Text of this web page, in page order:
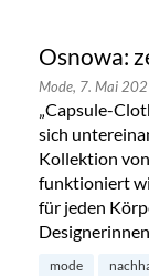
Osnowa:
Mode, 7. Mai
„Capsule-
sich
Kollektion
funktioniert
für jeden
mode